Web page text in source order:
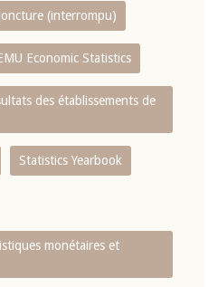
(interrompu)
Economic Statistics
des établissements de
Statistics Yearbook
monétaires et